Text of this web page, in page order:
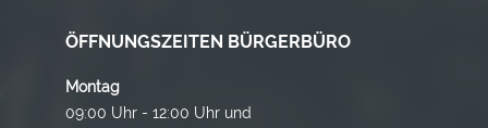
ÖFFNUNGSZEITEN BÜRGERBÜRO
Montag
09:00 Uhr - 12:00 Uhr und